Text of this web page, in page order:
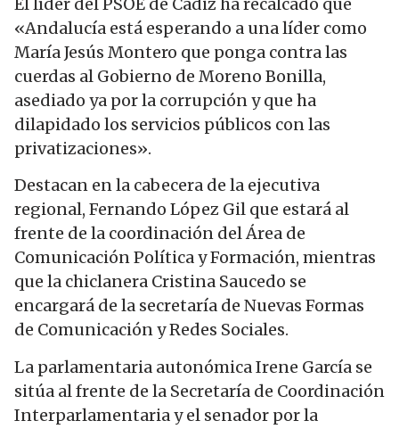
«Andalucía está esperando a una líder como
María Jesús Montero que ponga contra las
cuerdas al Gobierno de Moreno Bonilla,
asediado ya por la corrupción y que ha
dilapidado los servicios públicos con las
privatizaciones».
Destacan en la cabecera de la ejecutiva
regional, Fernando López Gil que estará al
frente de la coordinación del Área de
Comunicación Política y Formación, mientras
que la chiclanera Cristina Saucedo se
encargará de la secretaría de Nuevas Formas
de Comunicación y Redes Sociales.
La parlamentaria autonómica Irene García se
sitúa al frente de la Secretaría de Coordinación
Interparlamentaria y el senador por la